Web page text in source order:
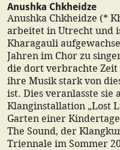
Anushka Chkheidze
Anushka Chkheidze (*
arbeitet in Utrecht und
Kharagauli
Jahren im Chor zu
die dort verbrachte Zeit
ihre Musik stark von
ist. Dies veranlasste sie
Klanginstallation „Lost
Garten einer
The Sound, der
Triennale im Sommer